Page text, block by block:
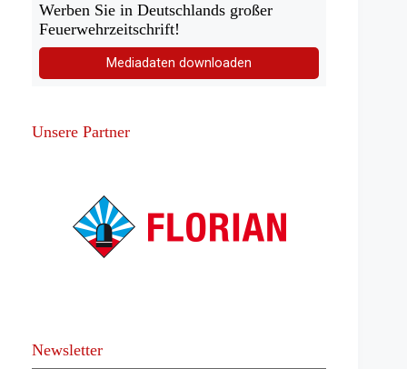
Werben Sie in Deutschlands großer
Feuerwehrzeitschrift!
Mediadaten downloaden
Unsere Partner
Newsletter